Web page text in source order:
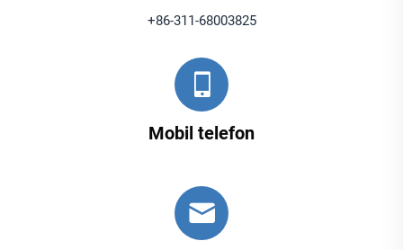
+86-311-68003825
Mobil telefon